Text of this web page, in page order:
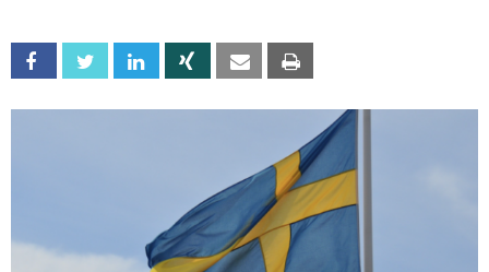
Facebook Twitter Linkedin Xing Email